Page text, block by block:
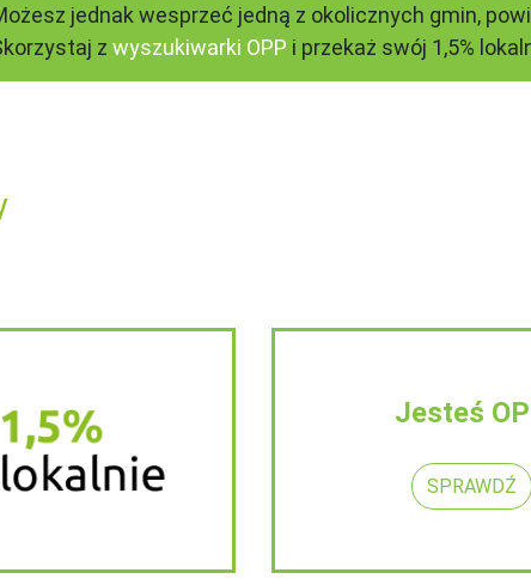
jednak wesprzeć jedną z okolicznych gmin,
z wyszukiwarki OPP i przekaż swój 1,5%
Jesteś
SPRAWDŹ